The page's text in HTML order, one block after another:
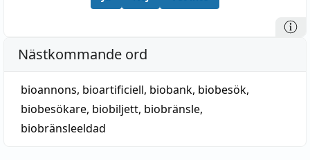
Nästkommande ord
bioannons, bioartificiell, biobank, biobesök,
biobesökare, biobiljett, biobränsle,
biobränsleeldad